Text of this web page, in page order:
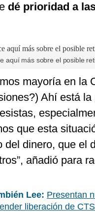
dé prioridad a
aquí más sobre el posible
mayoría en la
Ahí está
que esta
del dinero, que el
añadió para
Lee: Presentan
liberación de